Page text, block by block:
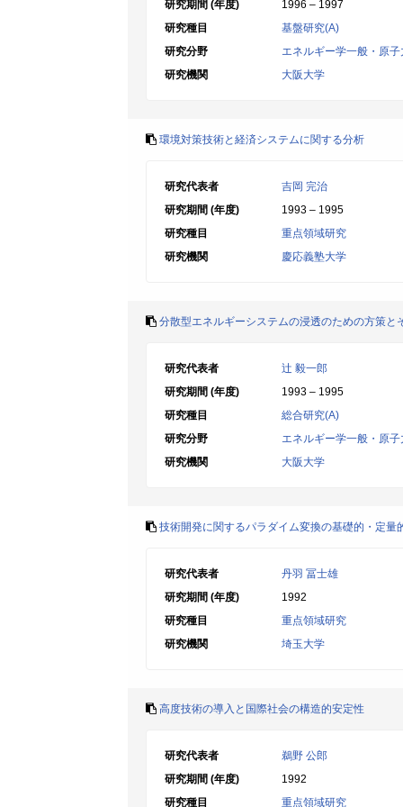
研究期間 (年度)
1996 – 1997
研究種目
基盤研究(A)
研究分野
エネルギー学一般・原子
研究機関
大阪大学
環境対策技術と経済システムに関する分析
研究代表者
吉岡 完治
研究期間 (年度)
1993 – 1995
研究種目
重点領域研究
研究機関
慶応義塾大学
分散型エネルギーシステムの浸透のための方策と
研究代表者
辻 毅一郎
研究期間 (年度)
1993 – 1995
研究種目
総合研究(A)
研究分野
エネルギー学一般・原子
研究機関
大阪大学
技術開発に関するパラダイム変換の基礎的・定量
研究代表者
丹羽 冨士雄
研究期間 (年度)
1992
研究種目
重点領域研究
研究機関
埼玉大学
高度技術の導入と国際社会の構造的安定性
研究代表者
鵜野 公郎
研究期間 (年度)
1992
研究種目
重点領域研究